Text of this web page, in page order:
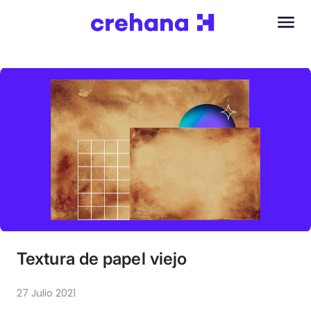
Textura de papel viejo
27 Julio 2021